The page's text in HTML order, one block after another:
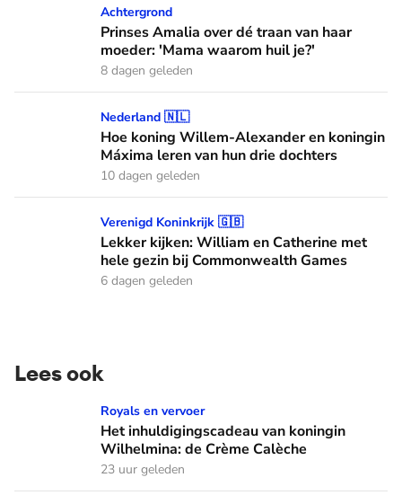
Prinses Amalia over dé traan van haar moeder: 'Mama
Achtergrond
Prinses Amalia over dé traan van haar
moeder: 'Mama waarom huil je?'
8 dagen geleden
Hoe koning Willem-Alexander en koningin Máxima leren
Nederland 🇳🇱
Hoe koning Willem-Alexander en koningin
Máxima leren van hun drie dochters
10 dagen geleden
Lekker kijken: William en Catherine met hele gezin bij
Verenigd Koninkrijk 🇬🇧
Lekker kijken: William en Catherine met
hele gezin bij Commonwealth Games
6 dagen geleden
Lees ook
Het inhuldigingscadeau van koningin Wilhelmina: de
Royals en vervoer
Het inhuldigingscadeau van koningin
Wilhelmina: de Crème Calèche
23 uur geleden